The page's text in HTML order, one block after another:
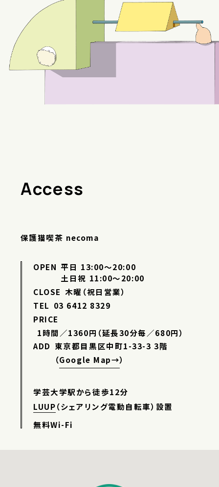
Access
保護猫喫茶 necoma
OPEN 平日 13:00〜20:00
土日祝 11:00〜20:00
CLOSE 木曜（祝日営業）
TEL 03 6412 8329
PRICE
1時間／1360円（延長30分毎／680円）
ADD 東京都目黒区中町1-33-3 3階
（Google Map→）
学芸大学駅から徒歩12分
LUUP（シェアリング電動自転車）設置
無料Wi-Fi